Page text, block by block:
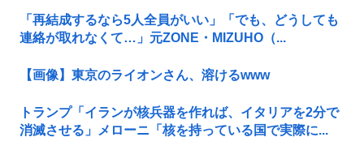
「再結成するなら5人全員がいい」「でも、どうしても
連絡が取れなくて…」元ZONE・MIZUHO（...
【画像】東京のライオンさん、溶けるwww
トランプ「イランが核兵器を作れば、イタリアを2分で
消滅させる」メローニ「核を持っている国で実際に...